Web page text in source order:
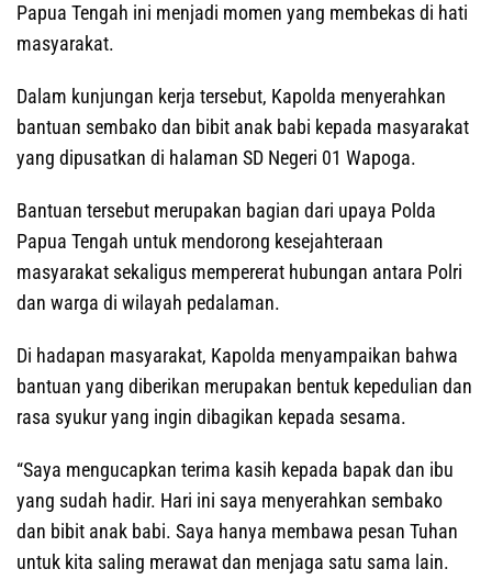
Papua Tengah ini menjadi momen yang membekas di hati
masyarakat.
Dalam kunjungan kerja tersebut, Kapolda menyerahkan
bantuan sembako dan bibit anak babi kepada masyarakat
yang dipusatkan di halaman SD Negeri 01 Wapoga.
Bantuan tersebut merupakan bagian dari upaya Polda
Papua Tengah untuk mendorong kesejahteraan
masyarakat sekaligus mempererat hubungan antara Polri
dan warga di wilayah pedalaman.
Di hadapan masyarakat, Kapolda menyampaikan bahwa
bantuan yang diberikan merupakan bentuk kepedulian dan
rasa syukur yang ingin dibagikan kepada sesama.
“Saya mengucapkan terima kasih kepada bapak dan ibu
yang sudah hadir. Hari ini saya menyerahkan sembako
dan bibit anak babi. Saya hanya membawa pesan Tuhan
untuk kita saling merawat dan menjaga satu sama lain.